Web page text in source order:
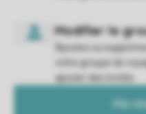
Ajoutez ou
votre groupe de
ajouter des invités.
Ma